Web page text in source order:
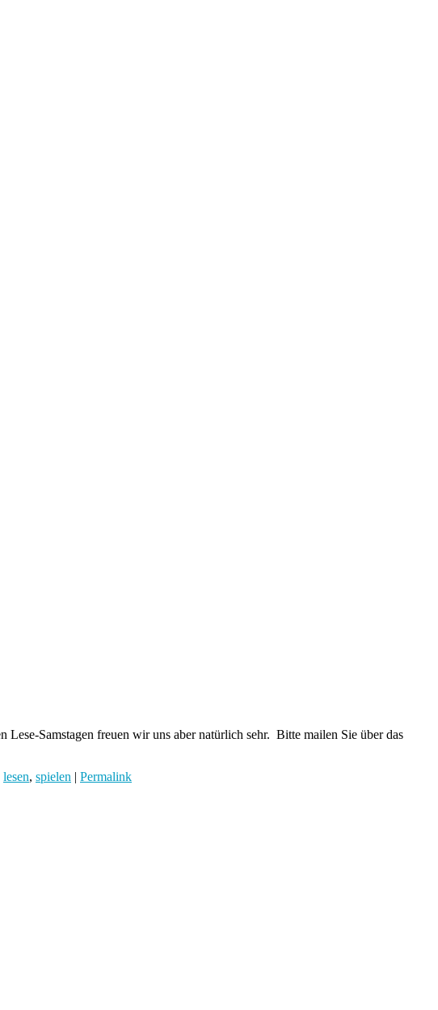
Samstagen freuen wir uns aber natürlich sehr. Bitte mailen Sie über das
lesen, spielen Permalink